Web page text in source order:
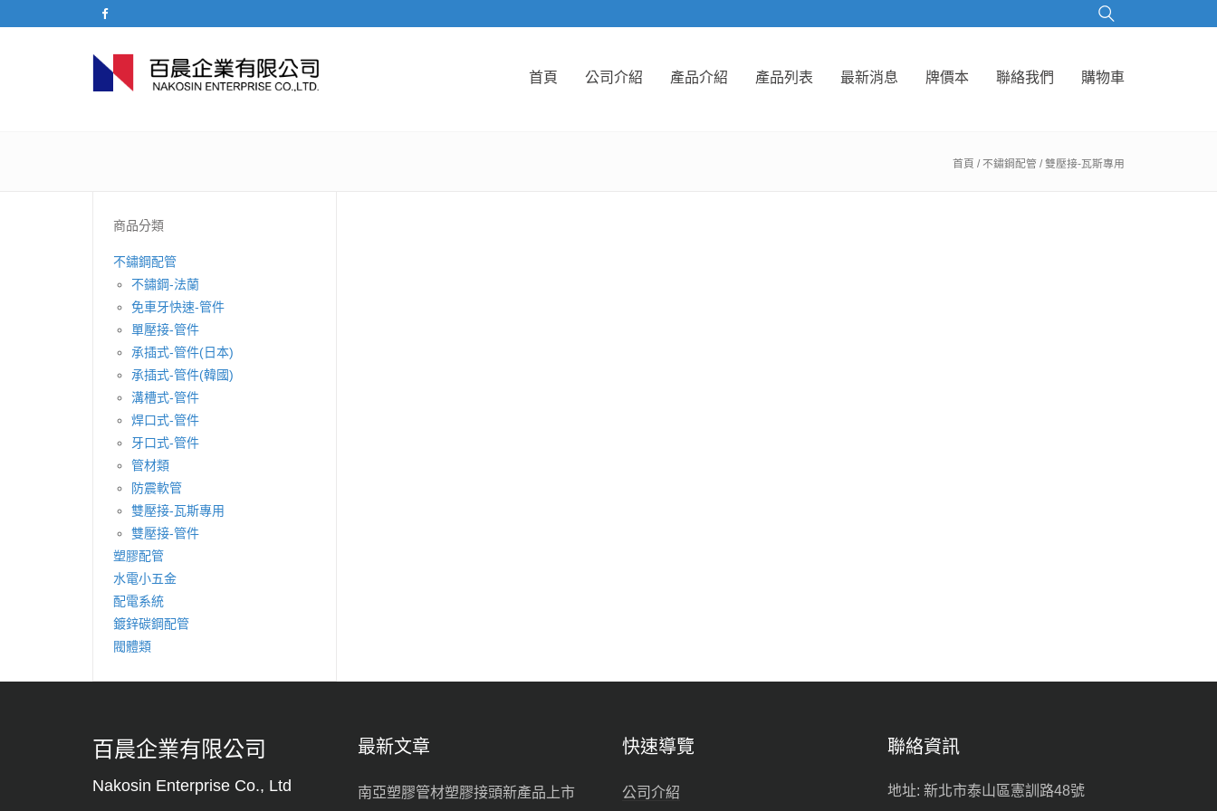
首頁 公司介紹 產品介紹 產品列表 最新消息 牌價本 聯絡我們 購物車
首頁 /不鏽鋼配管 / 雙壓接-瓦斯專用
商品分類
不鏽鋼配管
不鏽鋼-法蘭
免車牙快速-管件
單壓接-管件
承插式-管件(日本)
承插式-管件(韓國)
溝槽式-管件
焊口式-管件
牙口式-管件
管材類
防震軟管
雙壓接-瓦斯專用
雙壓接-管件
塑膠配管
水電小五金
配電系統
鍍鋅碳鋼配管
閥體類
百晨企業有限公司
Nakosin Enterprise Co., Ltd
最新文章
南亞塑膠管材塑膠接頭新產品上市
快速導覽
公司介紹
聯絡資訊
地址: 新北市泰山區憲訓路48號